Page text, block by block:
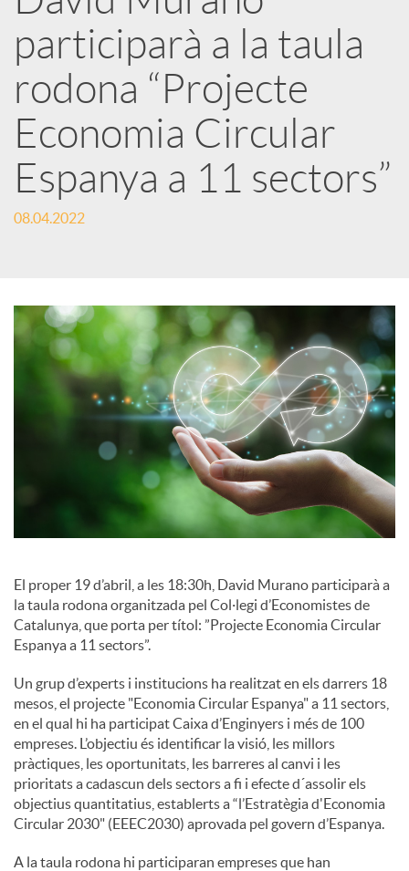
a
r
x
e
S
o
i
a
l
s
participarà a la taula
rodona “Projecte
Economia Circular
Espanya a 11 sectors”
08.04.2022
El proper 19 d’abril, a les 18:30h, David Murano participarà a
la taula rodona organitzada pel Col·legi d’Economistes de
Catalunya, que porta per títol: ”Projecte Economia Circular
Espanya a 11 sectors”.
Un grup d’experts i institucions ha realitzat en els darrers 18
mesos, el projecte "Economia Circular Espanya" a 11 sectors,
en el qual hi ha participat Caixa d’Enginyers i més de 100
empreses. L’objectiu és identificar la visió, les millors
pràctiques, les oportunitats, les barreres al canvi i les
prioritats a cadascun dels sectors a fi i efecte d´assolir els
objectius quantitatius, establerts a “l’Estratègia d'Economia
Circular 2030" (EEEC2030) aprovada pel govern d’Espanya.
A la taula rodona hi participaran empreses que han